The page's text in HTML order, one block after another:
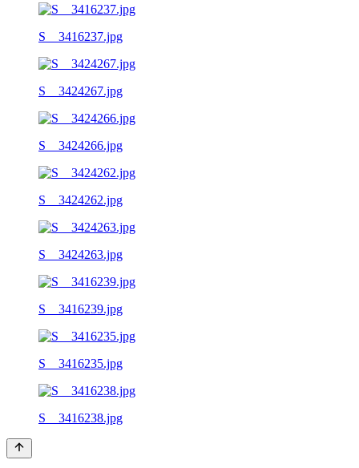
S__3416237.jpg
S__3424267.jpg
S__3424266.jpg
S__3424262.jpg
S__3424263.jpg
S__3416239.jpg
S__3416235.jpg
S__3416238.jpg